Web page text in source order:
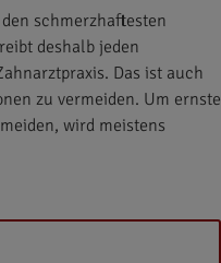
schmerzhaftesten
deshalb jeden
Das ist auch
zu vermeiden. Um ernste
wird meistens